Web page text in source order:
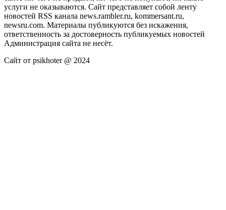
услуги не оказываются. Сайт представляет собой ленту
новостей RSS канала news.rambler.ru, kommersant.ru,
newsru.com. Материалы публикуются без искажения,
ответственность за достоверность публикуемых новостей
Администрация сайта не несёт.
Сайт от psikhoter @ 2024